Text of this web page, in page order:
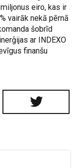
eiro, kas ir
vairāk nekā pērnā
šobrīd
ar INDEXO
finanšu